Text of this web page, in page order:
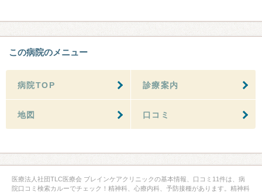
この病院のメニュー
病院TOP 診療案内
地図 口コミ
医療法人社団TLC医療会 ブレインケアクリニックの基本情報、口コミ11件は、病
院口コミ検索カルーでチェック！精神科、心療内科、予防接種があります。精神科